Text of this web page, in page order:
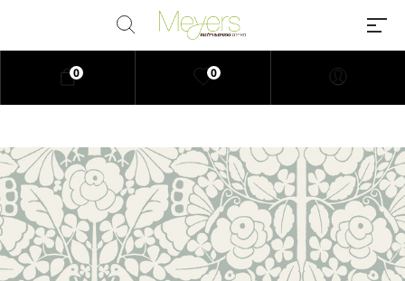
Millions of people around the
world visit Envato to buy and sell
creative assets, use smart design
templates, learn creative skills or
even hire freelancers. With an
0
0